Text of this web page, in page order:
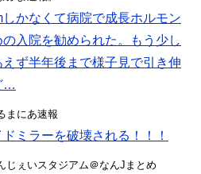
かなくて病院で成長ホルモン
入院を勧められた。もう少し
ず半年後まで様子見で引き伸
…
まにあ速報
ミラーを破壊される！！！
じぇいスタジアム＠なんJまとめ